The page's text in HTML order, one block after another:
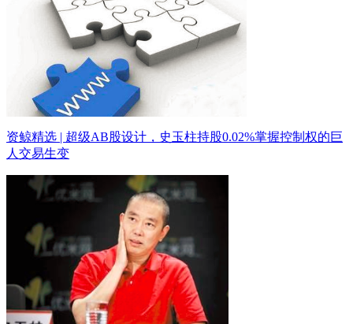
资鲸精选 | 超级AB股设计，史玉柱持股0.02%掌握控制权的巨
人交易生变